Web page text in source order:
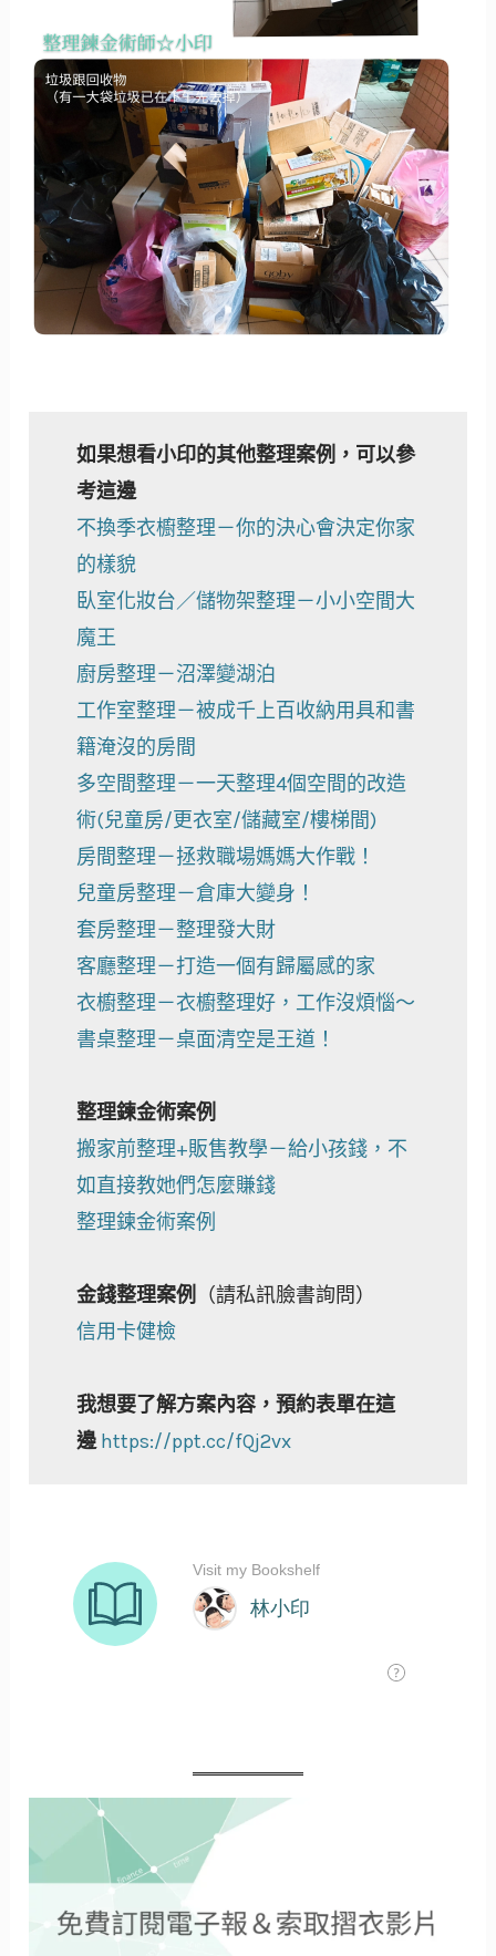
如果想看小印的其他整理案例，可以參
考這邊
不換季衣櫥整理－你的決心會決定你家
的樣貌
臥室化妝台／儲物架整理－小小空間大
魔王
廚房整理－沼澤變湖泊
工作室整理－被成千上百收納用具和書
籍淹沒的房間
多空間整理－一天整理4個空間的改造
術(兒童房/更衣室/儲藏室/樓梯間)
房間整理－拯救職場媽媽大作戰！
兒童房整理－倉庫大變身！
套房整理－整理發大財
客廳整理－打造一個有歸屬感的家
衣櫥整理－衣櫥整理好，工作沒煩惱～
書桌整理－桌面清空是王道！
整理鍊金術案例
搬家前整理+販售教學－給小孩錢，不
如直接教她們怎麼賺錢
整理鍊金術案例
金錢整理案例
（請私訊臉書詢問）
信用卡健檢
我想要了解方案內容，預約表單在這
邊 https://ppt.cc/fQj2vx